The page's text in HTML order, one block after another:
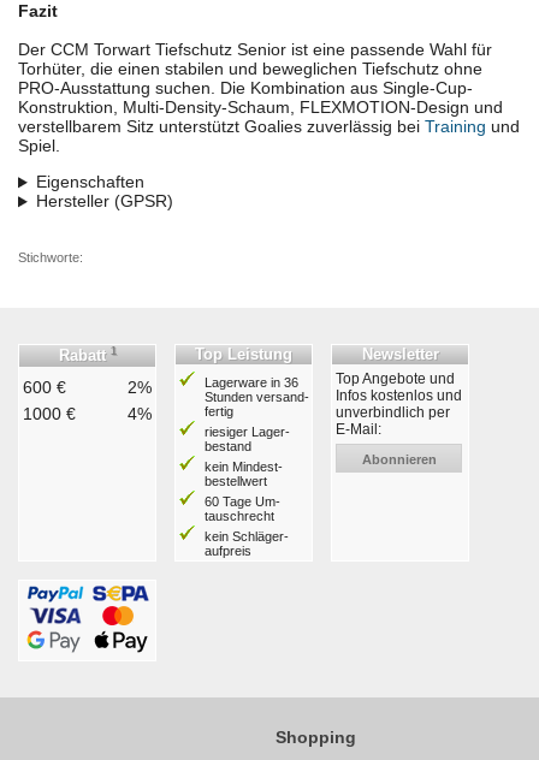
Fazit
Der CCM Torwart Tiefschutz Senior ist eine passende Wahl für
Torhüter, die einen stabilen und beweglichen Tiefschutz ohne
PRO-Ausstattung suchen. Die Kombination aus Single-Cup-
Konstruktion, Multi-Density-Schaum, FLEXMOTION-Design und
verstellbarem Sitz unterstützt Goalies zuverlässig bei Training und
Spiel.
Eigenschaften
Hersteller (GPSR)
Stichworte:
Rabatt 1
600 €
2%
1000 €
4%
Top Leistung
Lagerware in 36
Stunden ver­sand­
fertig
riesiger Lager­
bestand
kein Mindest­
bestell­wert
60 Tage Um­
tausch­recht
kein Schläger­
aufpreis
Newsletter
Top Angebote und
Infos kostenlos und
unverbindlich per
E-Mail:
Abonnieren
Shopping